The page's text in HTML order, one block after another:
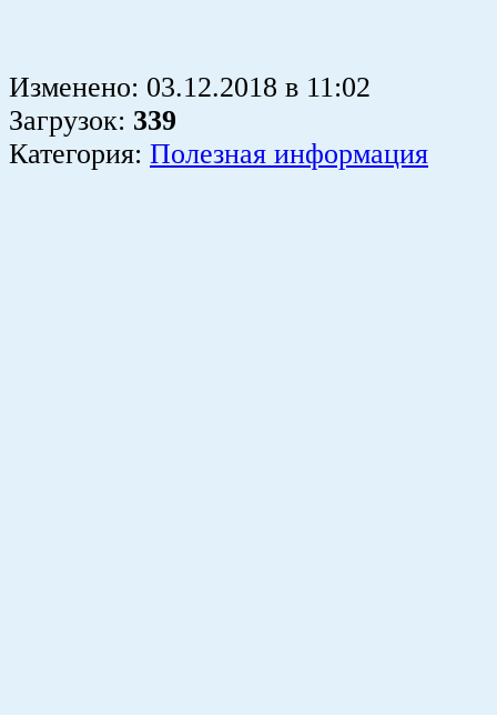
Изменено: 03.12.2018 в 11:02
Загрузок: 339
Категория: Полезная информация